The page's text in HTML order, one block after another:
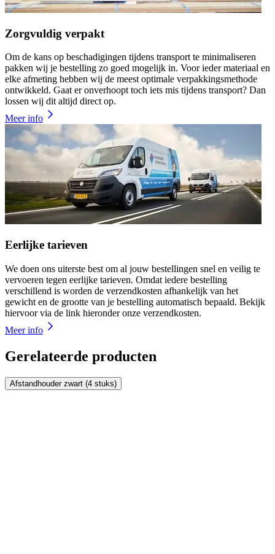
Zorgvuldig verpakt
Om de kans op beschadigingen tijdens transport te minimaliseren
pakken wij je bestelling zo goed mogelijk in. Voor ieder materiaal en
elke afmeting hebben wij de meest optimale verpakkingsmethode
ontwikkeld. Gaat er onverhoopt toch iets mis tijdens transport? Dan
lossen wij dit altijd direct op.
Meer info
Eerlijke tarieven
We doen ons uiterste best om al jouw bestellingen snel en veilig te
vervoeren tegen eerlijke tarieven. Omdat iedere bestelling
verschillend is worden de verzendkosten afhankelijk van het
gewicht en de grootte van je bestelling automatisch bepaald. Bekijk
hiervoor via de link hieronder onze verzendkosten.
Meer info
Gerelateerde producten
Afstandhouder zwart (4 stuks)